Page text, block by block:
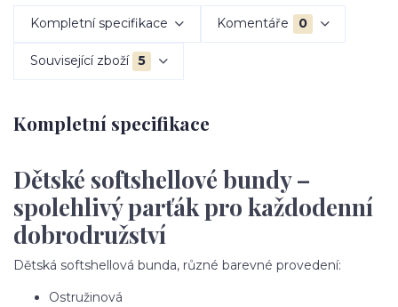
Kompletní specifikace Komentáře 0
Související zboží 5
Kompletní specifikace
Dětské softshellové bundy –
spolehlivý parťák pro každodenní
dobrodružství
Dětská softshellová bunda, různé barevné provedení:
Ostružinová